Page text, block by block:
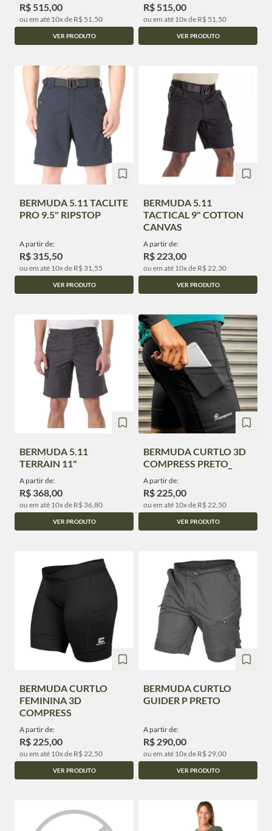
R$ 515,00
ou em até 10x de R$ 51,50
VER PRODUTO
R$ 515,00
ou em até 10x de R$ 51,50
VER PRODUTO
BERMUDA 5.11 TACLITE
PRO 9.5" RIPSTOP
A partir de:
R$ 315,50
ou em até 10x de R$ 31,55
VER PRODUTO
BERMUDA 5.11
TACTICAL 9" COTTON
CANVAS
A partir de:
R$ 223,00
ou em até 10x de R$ 22,30
VER PRODUTO
BERMUDA 5.11
TERRAIN 11"
A partir de:
R$ 368,00
ou em até 10x de R$ 36,80
VER PRODUTO
BERMUDA CURTLO 3D
COMPRESS PRETO_
A partir de:
R$ 225,00
ou em até 10x de R$ 22,50
VER PRODUTO
BERMUDA CURTLO
FEMININA 3D
COMPRESS
A partir de:
R$ 225,00
ou em até 10x de R$ 22,50
VER PRODUTO
BERMUDA CURTLO
GUIDER P PRETO
A partir de:
R$ 290,00
ou em até 10x de R$ 29,00
VER PRODUTO